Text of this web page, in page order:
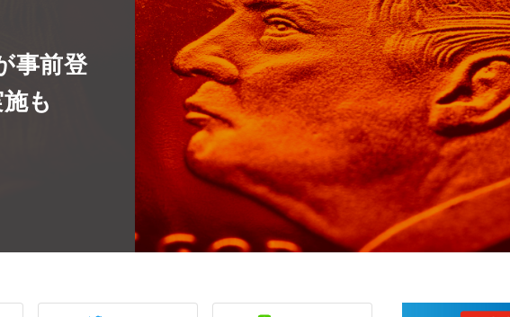
事前登
も